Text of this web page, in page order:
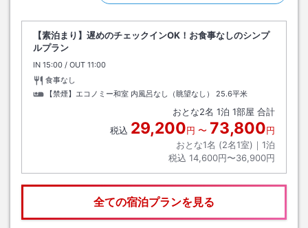
【素泊まり】遅めのチェックインOK！お食事なしのシンプ
ルプラン
IN チェックイン
15:00 / OUT チェックアウト
11:00
食事なし
【禁煙】エコノミー和室 内風呂なし（眺望なし）
25.6平米
おとな2名 1泊 1部屋 合計
税込 29,200円 〜 73,800円
おとな1名 (2名1室)｜ 1泊
税込 14,600円〜36,900円
全ての宿泊プランを見る